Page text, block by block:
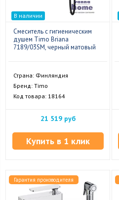
В наличии
Смеситель с гигиеническим
душем Timo Briana
7189/03SM, черный матовый
Страна: Финляндия
Бренд: Timo
Код товара: 18164
21 519 руб
Купить в 1 клик
Гарантия производителя